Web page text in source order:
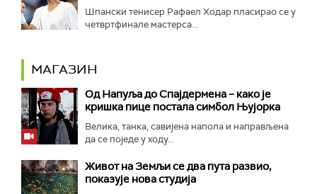
Шпански тенисер Рафаел Ходар пласирао се у
четвртфинале мастерса...
МАГАЗИН
Од Напуља до Спајдермена – како је
кришка пице постала симбол Њујорка
Велика, танка, савијена напола и направљена
да се поједе у ходу...
Живот на Земљи се два пута развио,
показује нова студија